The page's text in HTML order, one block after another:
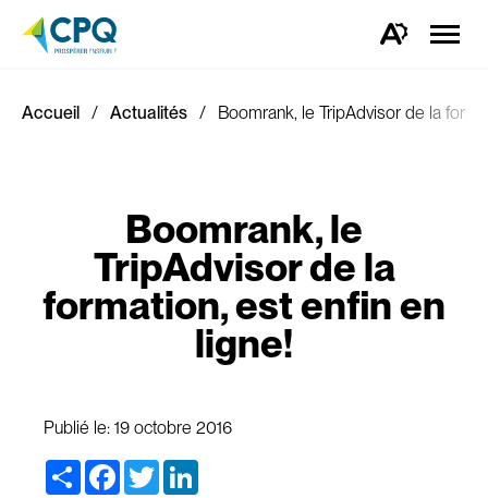
Ouvrez
d'accessibilité.
la
Accueil Actualités Boomrank, le TripAdvisor de la
Boomrank, le
TripAdvisor de la
formation, est enfin en
ligne!
Publié le: 19 octobre 2016
Share Facebook
Twitter